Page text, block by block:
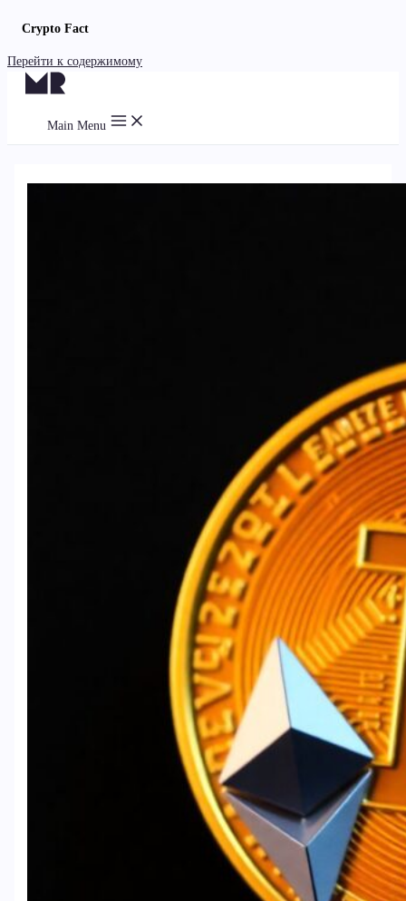
Crypto Fact
Перейти к содержимому
Main Menu